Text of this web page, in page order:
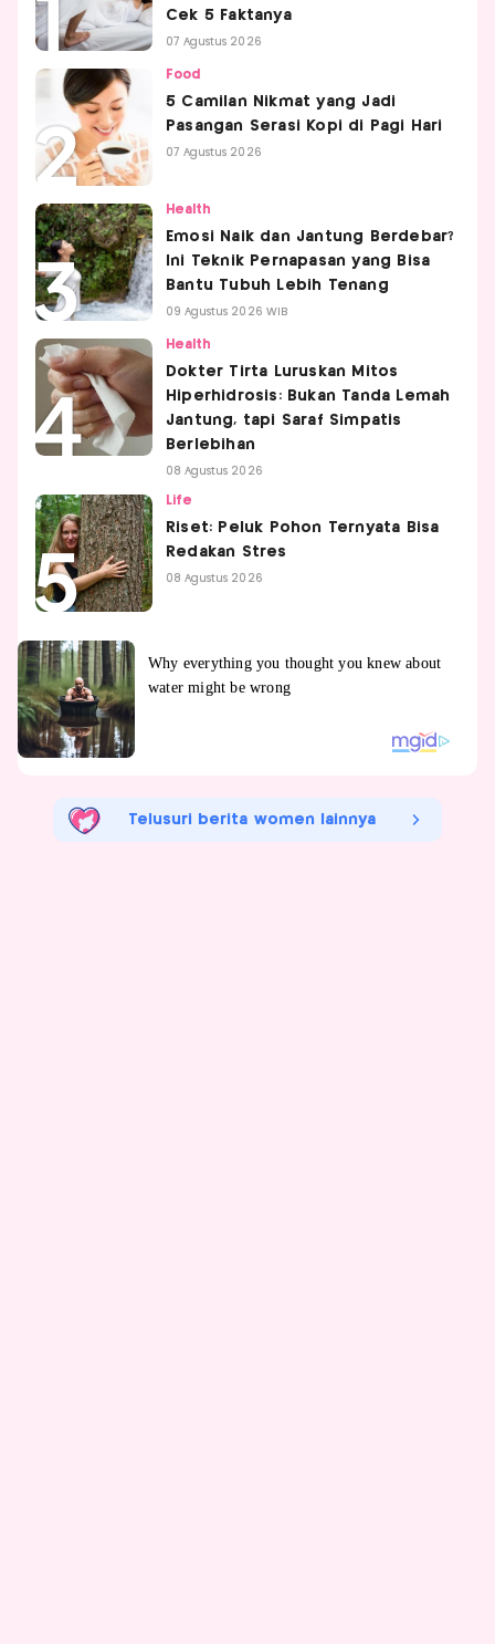
Cek 5 Faktanya
07 Agustus 2026
Food
5 Camilan Nikmat yang Jadi
Pasangan Serasi Kopi di Pagi Hari
07 Agustus 2026
Health
Emosi Naik dan Jantung Berdebar?
Ini Teknik Pernapasan yang Bisa
Bantu Tubuh Lebih Tenang
09 Agustus 2026 WIB
Health
Dokter Tirta Luruskan Mitos
Hiperhidrosis: Bukan Tanda Lemah
Jantung, tapi Saraf Simpatis
Berlebihan
08 Agustus 2026
Life
Riset: Peluk Pohon Ternyata Bisa
Redakan Stres
08 Agustus 2026
Telusuri berita women lainnya